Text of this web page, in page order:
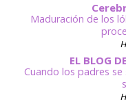
Maduración de los
EL BLOG
Cuando los padres